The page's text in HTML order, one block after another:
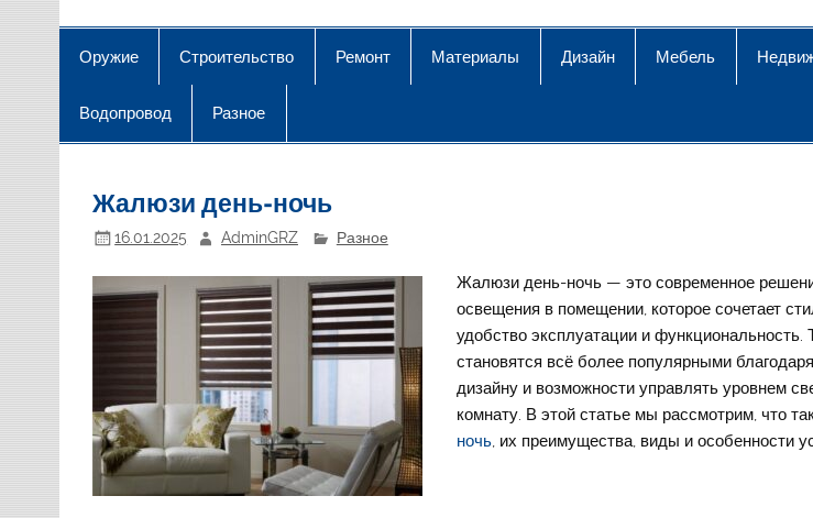
Оружие Строительство Ремонт Материалы Дизайн Мебель
Водопровод Разное
Жалюзи день-ночь
16.01.2025 AdminGRZ Разное
Жалюзи день-ночь — это современное
освещения в помещении, которое сочетает
удобство эксплуатации и функциональность.
становятся всё более популярными
дизайну и возможности управлять уровнем
комнату. В этой статье мы рассмотрим, что
ночь, их преимущества, виды и особенности